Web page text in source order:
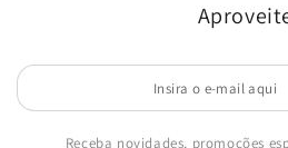
aqui
Facebook
Insira
o
Receba novidades, promoções